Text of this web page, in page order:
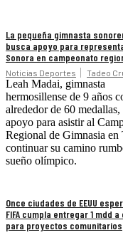
La pequeña gimnasta
busca apoyo para
Sonora en campeonato
Noticias Deportes Tadeo
Leah Madai, gimnasta
hermosillense de 9 años
alrededor de 60 medallas,
apoyo para asistir al
Regional de Gimnasia en
continuar su camino
sueño olímpico.
Once ciudades de EEUU
FIFA cumpla entregar 1 mdd
para proyectos comunitarios